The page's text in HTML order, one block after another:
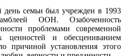
семьи был учрежден в 1993
ООН. Озабоченность
проблемами современной
ценностей и обесцениванием
причиной установления этого